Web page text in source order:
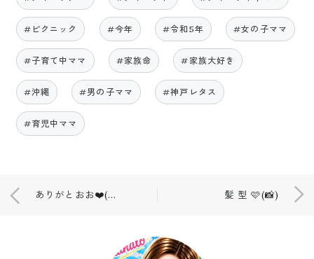
#ピクニック #今年 #令和5年 #女の子ママ
#子育て中ママ #家族命 #家族大好き
#沖縄 #男の子ママ #神戸レタス
#育児中ママ
ありがとおお❤️(📷) 髪 型 🩷(📸)